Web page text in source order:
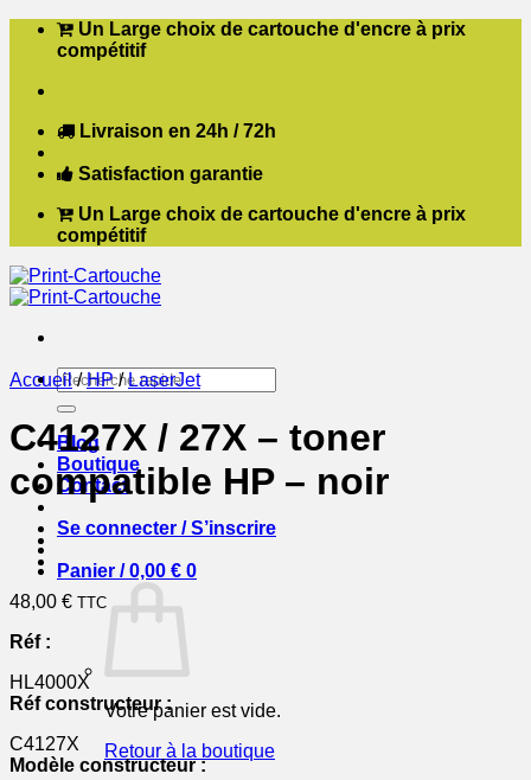
Passer Un Large choix de cartouche d'encre à prix
compétitif
Livraison en 24h / 72h
Satisfaction garantie
Un Large choix de cartouche d'encre à prix
compétitif
Recherche
pour :
Blog
Boutique
Contact
Se connecter / S’inscrire
Panier /0,00 € 0
Votre panier est vide.
Retour à la boutique
Accueil / HP / LaserJet
C4127X / 27X – toner
compatible HP – noir
48,00 € TTC
Réf :
HL4000X
Réf constructeur :
C4127X
Modèle constructeur :